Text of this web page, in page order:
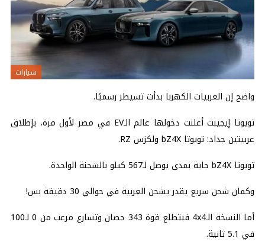
سيارات
واضح إن العربيات الكهربا بدأت تسيطر رسميًا.
تويوتا إيجيبت أعلنت دخولها عالم الـEV في مصر لأول مرة، بإطلاق
عربيتين جداد: تويوتا bZ4X ولكزس RZ.
تويوتا bZ4X جاية بمدى يوصل لـ567 كيلو بالشحنة الواحدة.
وكمان شحن سريع يقدر يشحن العربية في حوالي 30 دقيقة بس!
أما النسخة الـ4x4 فبتطلع قوة 343 حصان وتسارع مرعب من 0 لـ100
في 5.1 ثانية.